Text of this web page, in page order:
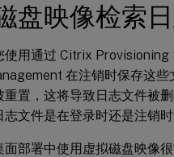
盘映像检索
使用通过 Citrix
在注销时保存这
重置，这将导致日志文件被
文件是在登录时还是注销时
部署中使用虚拟磁盘映像